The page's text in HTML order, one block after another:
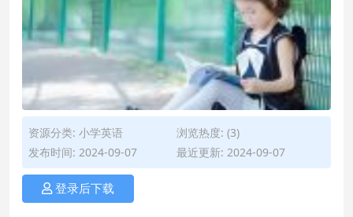
资源分类: 小学英语
浏览热度: (3)
发布时间: 2024-09-07
最近更新: 2024-09-07
登录后下载